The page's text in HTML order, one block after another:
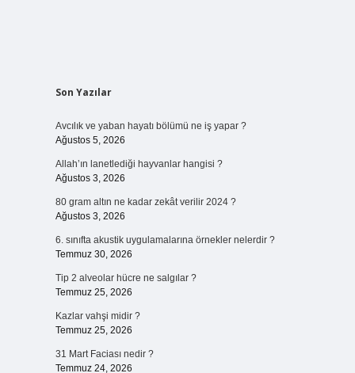
Sidebar
Son Yazılar
Avcılık ve yaban hayatı bölümü ne iş yapar ?
Ağustos 5, 2026
Allah’ın lanetlediği hayvanlar hangisi ?
Ağustos 3, 2026
80 gram altın ne kadar zekât verilir 2024 ?
Ağustos 3, 2026
6. sınıfta akustik uygulamalarına örnekler nelerdir ?
Temmuz 30, 2026
Tip 2 alveolar hücre ne salgılar ?
Temmuz 25, 2026
Kazlar vahşi midir ?
Temmuz 25, 2026
31 Mart Faciası nedir ?
Temmuz 24, 2026